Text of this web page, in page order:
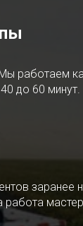
до 60 минут.